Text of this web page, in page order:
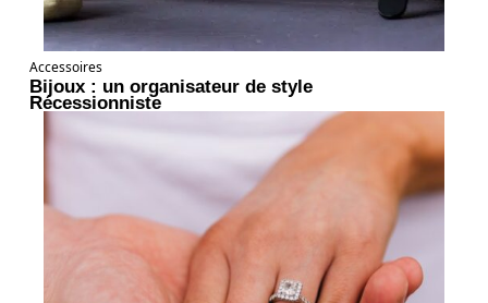
Accessoires
Bijoux : un organisateur de style
Récessionniste